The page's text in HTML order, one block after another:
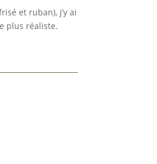
et ruban), j’y ai
plus réaliste.